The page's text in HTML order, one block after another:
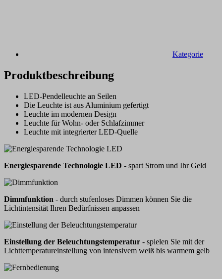
Kategorie
Produktbeschreibung
LED-Pendelleuchte an Seilen
Die Leuchte ist aus Aluminium gefertigt
Leuchte im modernen Design
Leuchte für Wohn- oder Schlafzimmer
Leuchte mit integrierter LED-Quelle
Energiesparende Technologie LED - spart Strom und Ihr Geld
Dimmfunktion - durch stufenloses Dimmen können Sie die
Lichtintensität Ihren Bedürfnissen anpassen
Einstellung der Beleuchtungstemperatur - spielen Sie mit der
Lichttemperatureinstellung von intensivem weiß bis warmem gelb